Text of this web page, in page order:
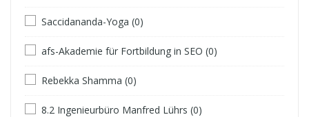
Saccidananda-Yoga (0)
afs-Akademie für Fortbildung in SEO (0)
Rebekka Shamma (0)
8.2 Ingenieurbüro Manfred Lührs (0)